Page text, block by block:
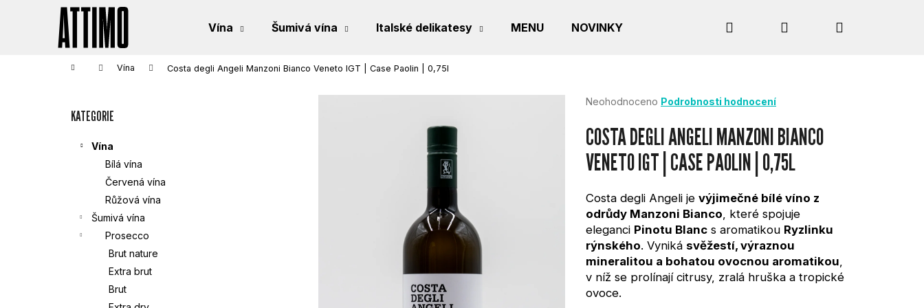
Vína Šumivá vína Italské delikatesy MENU NOVINKY Přihlášení
Domů Vína Costa degli Angeli Manzoni Bianco Veneto IGT | Case Paolin | 0,75l
Přeskočit
KATEGORIE
Vína
Bílá vína
Červená vína
Růžová vína
Šumivá vína
Prosecco
Brut nature
Extra brut
Brut
Průměrné
produktu
je
0,0
z
hvězdiček.
Neohodnoceno Podrobnosti hodnocení
COSTA DEGLI ANGELI MANZONI BIANCO
VENETO IGT | CASE PAOLIN | 0,75L
Costa degli Angeli je výjimečné bílé víno z
odrůdy Manzoni Bianco , které spojuje
eleganci Pinotu Blanc s aromatikou Ryzlinku
rýnského. Vyniká svěžestí, výraznou
mineralitou a bohatou ovocnou aromatikou
v níž se prolínají citrusy, zralá hruška a tropické
ovoce.
Zpět
Zpět
CO POTŘEBUJETE NAJÍT?
DOPORUČUJEME